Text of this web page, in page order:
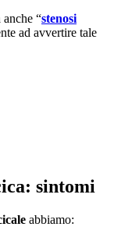
“stenosi
ad avvertire tale
sintomi
abbiamo: